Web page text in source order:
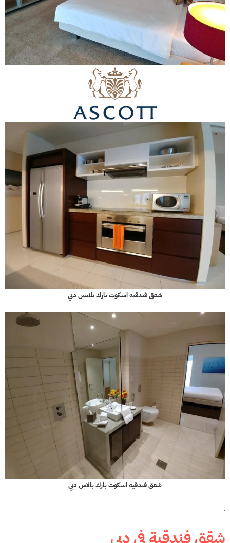
شقق فندقية اسكوت بارك بلايس دبي
شقق فندقية اسكوت بارك بالاس دبي
.
شقق فندقية في دبي